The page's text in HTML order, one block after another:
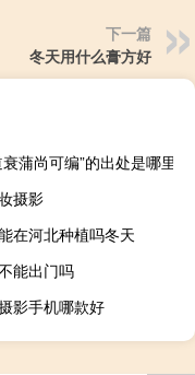
下一篇
冬天用什么膏方好
衰蒲尚可编”的出处是哪里
摄影
在河北种植吗冬天
能出门吗
影手机哪款好